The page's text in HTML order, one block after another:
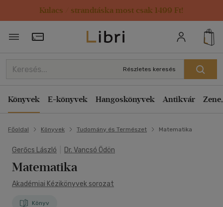
Kulacs / strandtáska most csak 1499 Ft!
Törzsvásárlói Kártya adatai
Részletes keresés
Könyvek E-könyvek Hangoskönyvek Antikvár
Főoldal Könyvek Tudomány és Természet Matematika
Gerőcs László Dr. Vancsó Ödön
Matematika
Akadémiai Kézikönyvek sorozat
Könyv